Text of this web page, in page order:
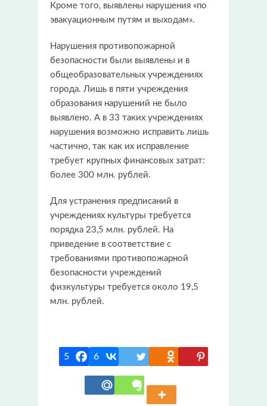
Кроме того, выявлены нарушения «по
эвакуационным путям и выходам».
Нарушения противопожарной
безопасности были выявлены и в
общеобразовательных учреждениях
города. Лишь в пяти учреждения
образования нарушений не было
выявлено. А в 33 таких учреждениях
нарушения возможно исправить лишь
частично, так как их исправление
требует крупных финансовых затрат:
более 300 млн. рублей.
Для устранения предписаний в
учреждениях культуры требуется
порядка 23,5 млн. рублей. На
приведение в соответствие с
требованиями противопожарной
безопасности учреждений
физкультуры требуется около 19,5
млн. рублей.
5 6